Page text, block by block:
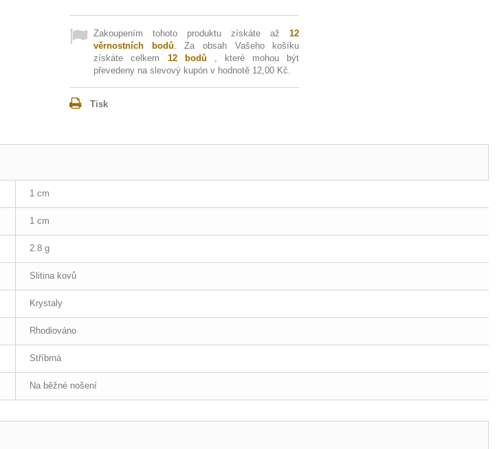
Zakoupením tohoto produktu získáte až12
věrnostních bodů. Za obsah Vašeho košíku
získáte celkem 12bodů , které mohou být
převedeny na slevový kupón v hodnotě 12,00 Kč.
Tisk
1 cm
1 cm
2.8 g
Slitina kovů
Krystaly
Rhodiováno
Stříbrná
Na běžné nošení